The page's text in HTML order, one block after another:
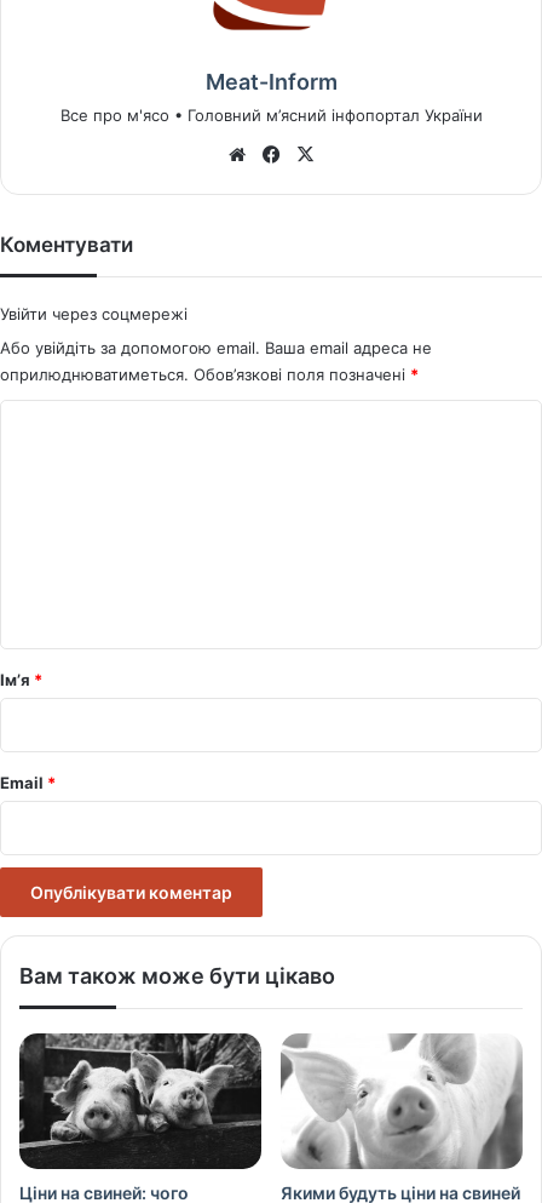
Meat-Inform
Все про м'ясо • Головний м’ясний інфопортал України
We
Fa
Коментувати
Увійти через соцмережі
Або увійдіть за допомогою email. Ваша email адреса не
оприлюднюватиметься. Обов’язкові поля позначені *
р
*
Ім’я *
Email *
Вам також може бути цікаво
Ціни на свиней: чого Якими будуть ціни на свиней